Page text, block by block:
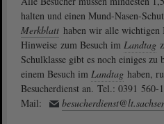
halten und einen Mund-Nasen-
Merkblatt haben wir alle wichtigen
Hinweise zum Besuch im Landtag
Schulklasse gibt es noch einiges zu
einem Besuch im Landtag haben,
Besucherdienst an. Tel.: 0391 560-
Mail: